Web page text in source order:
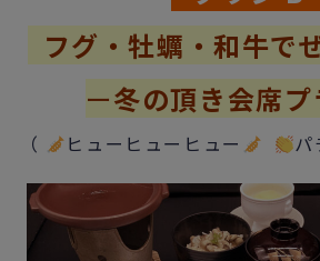
フグ・牡蠣・和牛で
ー冬の頂き会席プ
（ ヒューヒューヒュー パ